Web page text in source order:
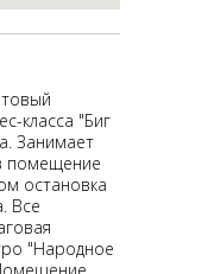
класса "Биг
Занимает
помещение
остановка
Все
"Народное